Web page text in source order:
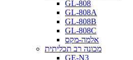
GL-808
GL-808A
GL-808B
GL-808C
אלמה-מקס
מכונה רב תכליתית
GE-N3